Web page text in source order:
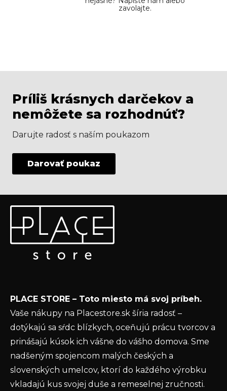
zavolajte.
Príliš krásnych darčekov a
nemôžete sa rozhodnúť?
Darujte radosť s naším poukazom
Darovať poukaz
Odoberať newsletter
Vložte svoj e-mail a my Vám budeme zasielať informácie
o nových produktoch na našom e-shope.
ochrany osobných údajov
PRIHLÁSIŤ SA
PLACE STORE – Toto miesto má svoj príbeh.
Vaše nákupy na Placestore.sk šíria radosť –
dotýkajú sa sŕdc blízkych, oceňujú prácu tvorcov a
prinášajú kúsok ich vášne do vášho domova. Sme
nadšeným spojencom malých českých a
slovenských umelcov, ktorí do každého výrobku
vkladajú kus svojej duše a remeselnej zručnosti.